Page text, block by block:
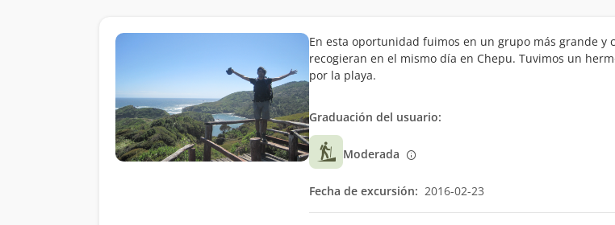
En esta oportunidad fuimos en un grupo más grande y
recogieran en el mismo día en Chepu. Tuvimos un
por la playa.
Graduación del usuario:
Moderada
Fecha de excursión: 2016-02-23